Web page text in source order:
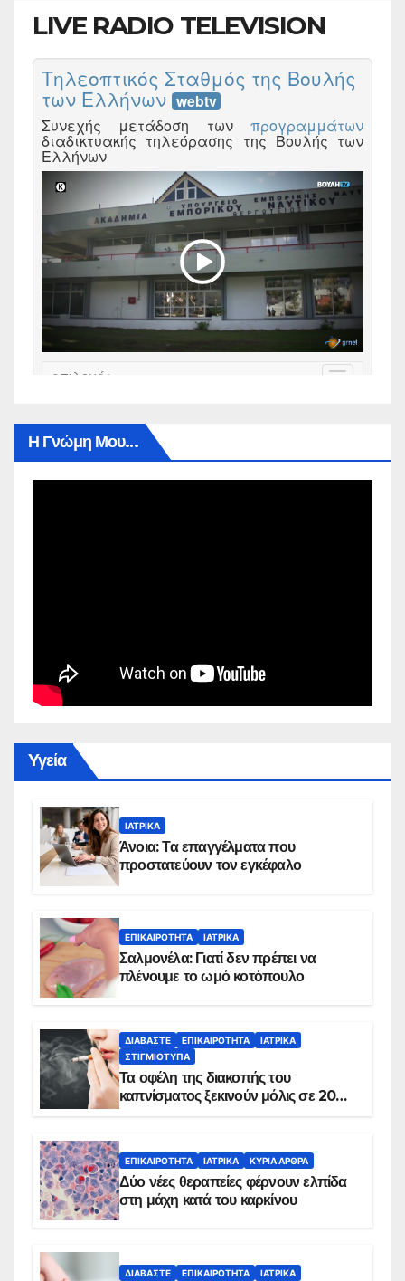
LIVE RADIO TELEVISION
Η Γνώμη Μου…
Yγεία
ΙΑΤΡΙΚΆ
Άνοια: Τα επαγγέλματα που
προστατεύουν τον εγκέφαλο
ΕΠΙΚΑΙΡΌΤΗΤΑ ΙΑΤΡΙΚΆ
Σαλμονέλα: Γιατί δεν πρέπει να
πλένουμε το ωμό κοτόπουλο
ΔΙΑΒΆΣΤΕ ΕΠΙΚΑΙΡΌΤΗΤΑ
ΙΑΤΡΙΚΆ
ΣΤΙΓΜΙΌΤΥΠΑ
Τα οφέλη της διακοπής του
καπνίσματος ξεκινούν μόλις σε 20
ΕΠΙΚΑΙΡΌΤΗΤΑ ΙΑΤΡΙΚΆ ΚΥΡΙΑ ΑΡΘΡΑ
Δύο νέες θεραπείες φέρνουν ελπίδα
στη μάχη κατά του καρκίνου
ΔΙΑΒΆΣΤΕ ΕΠΙΚΑΙΡΌΤΗΤΑ ΙΑΤΡΙΚΆ